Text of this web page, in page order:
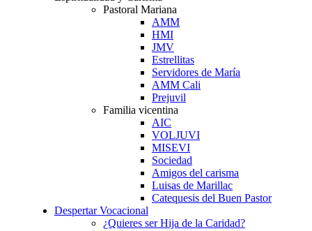
Pastoral Mariana
AMM
HMI
JMV
Estrellitas
Servidores de María
AMM Cali
Prejuvil
Familia vicentina
AIC
VOLJUVI
MISEVI
Sociedad
Amigos del carisma
Luisas de Marillac
Catequesis del Buen Pastor
Despertar Vocacional
¿Quieres ser Hija de la Caridad?